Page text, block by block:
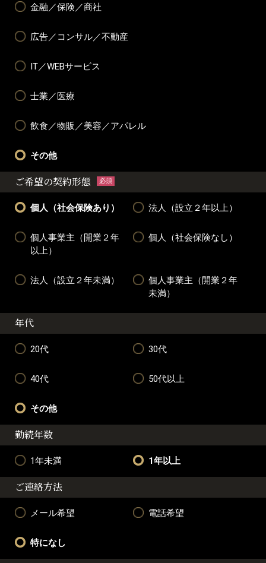
金融／保険／商社
広告／コンサル／不動産
IT／WEBサービス
士業／医療
飲食／物販／美容／アパレル
その他
ご希望の契約形態 必須
個人（社会保険あり） 法人（設立２年以上）
個人事業主（開業２年
以上）
個人（社会保険なし）
法人（設立２年未満）
個人事業主（開業２年
未満）
年代
20代 30代
40代 50代以上
その他
勤続年数
1年未満 1年以上
ご連絡方法
メール希望 電話希望
特になし